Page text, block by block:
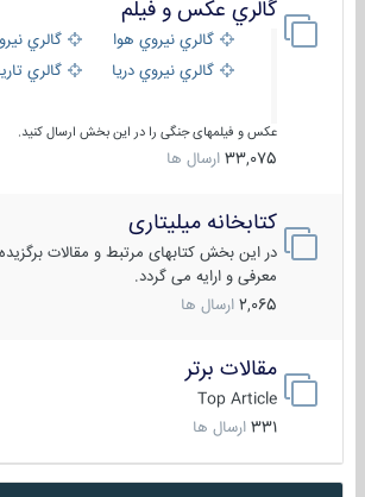
گالري عكس و فيلم
گالري نيروي هوايي
گالري
گالري نيروي دريايي
گالري
عکس و فیلمهای جنگی را در این بخش ارسال کنید.
33,075 ارسال ها
کتابخانه میلیتاری
در این بخش کتابهای مرتبط و مقالات برگزیده
معرفی و ارایه می گردد.
2,065 ارسال ها
مقالات برتر
Top Article
331 ارسال ها